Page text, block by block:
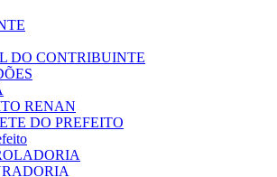
DO CONTRIBUINTE
RENAN
DO PREFEITO